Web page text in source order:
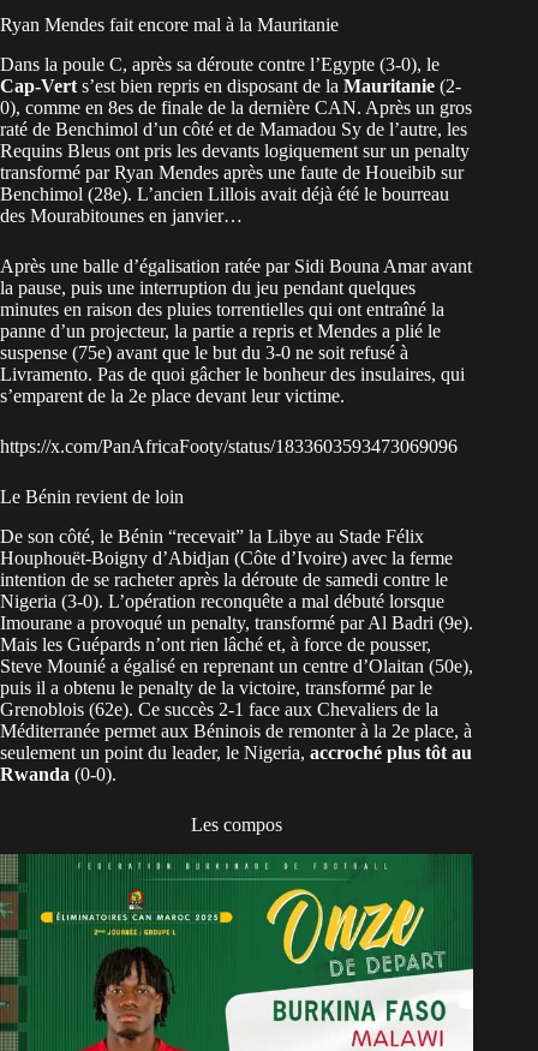
Ryan Mendes fait encore mal à la Mauritanie
Dans la poule C, après sa déroute contre l’Egypte (3-0), le
Cap-Vert s’est bien repris en disposant de la Mauritanie (2-
0), comme en 8es de finale de la dernière CAN. Après un gros
raté de Benchimol d’un côté et de Mamadou Sy de l’autre, les
Requins Bleus ont pris les devants logiquement sur un penalty
transformé par Ryan Mendes après une faute de Houeibib sur
Benchimol (28e). L’ancien Lillois avait déjà été le bourreau
des Mourabitounes en janvier…
Après une balle d’égalisation ratée par Sidi Bouna Amar avant
la pause, puis une interruption du jeu pendant quelques
minutes en raison des pluies torrentielles qui ont entraîné la
panne d’un projecteur, la partie a repris et Mendes a plié le
suspense (75e) avant que le but du 3-0 ne soit refusé à
Livramento. Pas de quoi gâcher le bonheur des insulaires, qui
s’emparent de la 2e place devant leur victime.
https://x.com/PanAfricaFooty/status/1833603593473069096
Le Bénin revient de loin
De son côté, le Bénin “recevait” la Libye au Stade Félix
Houphouët-Boigny d’Abidjan (Côte d’Ivoire) avec la ferme
intention de se racheter après la déroute de samedi contre le
Nigeria (3-0). L’opération reconquête a mal débuté lorsque
Imourane a provoqué un penalty, transformé par Al Badri (9e).
Mais les Guépards n’ont rien lâché et, à force de pousser,
Steve Mounié a égalisé en reprenant un centre d’Olaitan (50e),
puis il a obtenu le penalty de la victoire, transformé par le
Grenoblois (62e). Ce succès 2-1 face aux Chevaliers de la
Méditerranée permet aux Béninois de remonter à la 2e place, à
seulement un point du leader, le Nigeria, accroché plus tôt au
Rwanda (0-0).
Les compos